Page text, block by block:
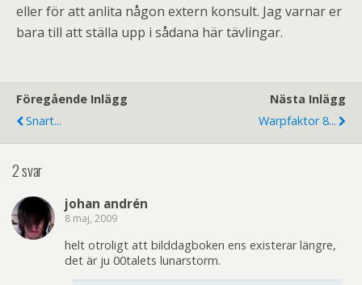
eller för att anlita någon extern konsult. Jag varnar er
bara till att ställa upp i sådana här tävlingar.
Föregående Inlägg
Snart...
Nästa Inlägg
Warpfaktor 8...
2 svar
johan andrén
8 maj, 2009
helt otroligt att bilddagboken ens existerar längre,
det är ju 00talets lunarstorm.